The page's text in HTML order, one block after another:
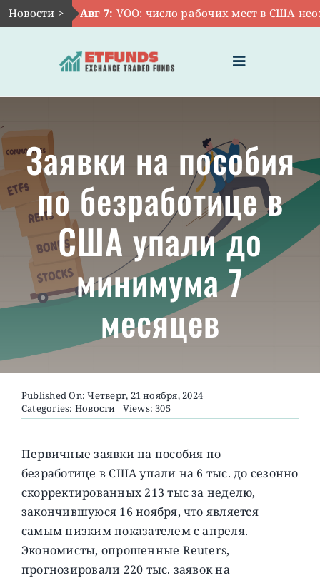
Skip
to
Новости > Авг 7: VOO: число рабочих мест в США
Toggle
Navigation
ЧТО ТАКОЕ ETF
ИНВЕСТИЦИИ В ETF
ТЕМАТИЧЕСКИЕ ETF
АКТУАЛЬНЫЕ
О ПРОЕКТЕ
Заявки на пособия
по безработице в
США упали до
минимума 7
месяцев
Published On: Четверг, 21 ноября, 2024
Categories: Новости Views: 305
Первичные заявки на пособия по
безработице в США упали на 6 тыс. до сезонно
скорректированных 213 тыс за неделю,
закончившуюся 16 ноября, что является
самым низким показателем с апреля.
Экономисты, опрошенные Reuters,
прогнозировали 220 тыс. заявок на